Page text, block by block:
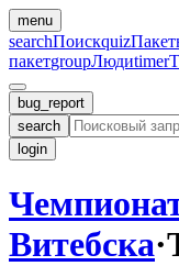
menu
searchПоискquiz
пакетgroupЛюдиtimer
bug_report
search
login
Витебска·